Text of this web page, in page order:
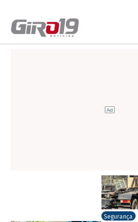
Segurança